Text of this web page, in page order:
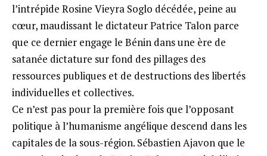
l’intrépide Rosine Vieyra Soglo décédée, peine au
cœur, maudissant le dictateur Patrice Talon parce
que ce dernier engage le Bénin dans une ère de
satanée dictature sur fond des pillages des
ressources publiques et de destructions des libertés
individuelles et collectives.
Ce n’est pas pour la première fois que l’opposant
politique à l’humanisme angélique descend dans les
capitales de la sous-région. Sébastien Ajavon que le